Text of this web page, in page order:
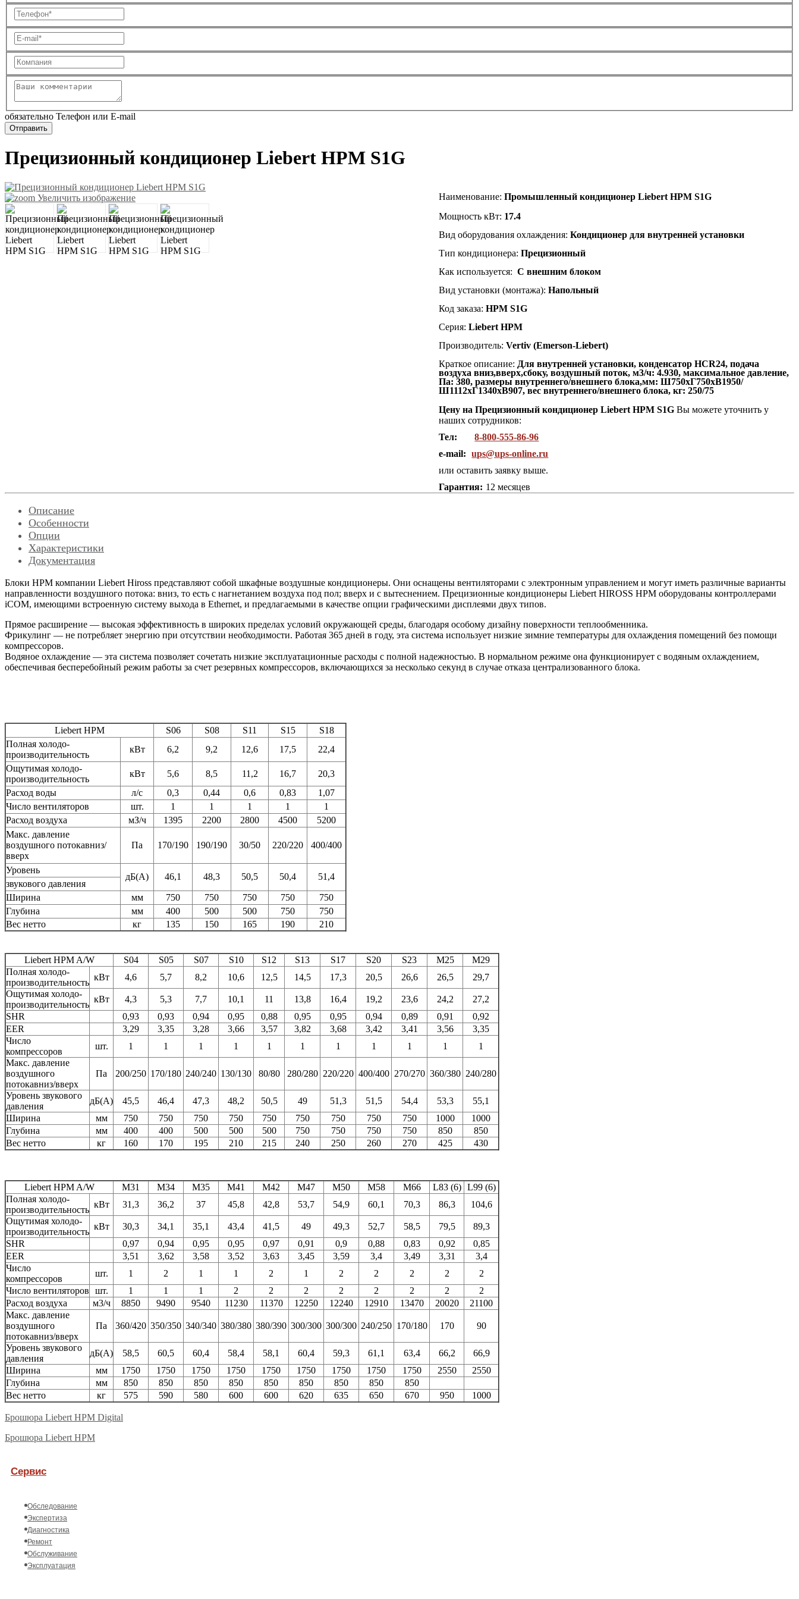
обязательно Телефон или E-mail
Прецизионный кондиционер Liebert HPM S1G
Увеличить изображение Наименование:Промышленный кондиционер Liebert HPM S1G
Мощность кВт: 17.4
Вид оборудования охлаждения:Кондиционер для внутренней установки
Тип кондиционера:Прецизионный
Как используется: С внешним блоком
Вид установки (монтажа): Напольный
Код заказа: HPM S1G
Серия: Liebert HPM
Производитель:Vertiv (Emerson-Liebert)
Краткое описание: Для внутренней установки, конденсатор HCR24, подача
воздуха вниз,вверх,сбоку, воздушный поток, м3/ч: 4.930, максимальное давление,
Па: 380, размеры внутреннего/внешнего блока,мм: Ш750хГ750хВ1950/
Ш1112хГ1340хВ907, вес внутреннего/внешнего блока, кг: 250/75
Цену на Прецизионный кондиционер Liebert HPM S1GВы можете уточнить у
наших сотрудников:
Тел:
8-800-555-86-96
e-mail:
ups@ups-online.ru
или оставить заявку выше.
Гарантия: 12 месяцев
Описание
Особенности
Опции
Характеристики
Документация
Блоки HPM компании Liebert Hiross представляют собой шкафные воздушные кондиционеры. Они оснащены вентиляторами с электронным управлением и могут иметь различные варианты
направленности воздушного потока: вниз, то есть с нагнетанием воздуха под пол; вверх и с вытеснением. Прецизионные кондиционеры Liebert HIROSS HPM оборудованы контроллерами
iCOM, имеющими встроенную систему выхода в Ethernet, и предлагаемыми в качестве опции графическими дисплеями двух типов.
Прямое расширение — высокая эффективность в широких пределах условий окружающей среды, благодаря особому дизайну поверхности теплообменника.
Фрикулинг — не потребляет энергию при отсутствии необходимости. Работая 365 дней в году, эта система использует низкие зимние температуры для охлаждения помещений без помощи
компрессоров.
Водяное охлаждение — эта система позволяет сочетать низкие эксплуатационные расходы с полной надежностью. В нормальном режиме она функционирует с водяным охлаждением,
обеспечивая бесперебойный режим работы за счет резервных компрессоров, включающихся за несколько секунд в случае отказа централизованного блока.
Liebert HPM S06 S08 S11 S15
S18
Полная холодо-
производительность
кВт 6,2 9,2 12,6 17,5
22,4
Ощутимая холодо-
производительность
кВт 5,6 8,5 11,2 16,7
20,3
Расход воды
л/с 0,3 0,44 0,6 0,83
1,07
Число вентиляторов
шт. 1 1 1 1
1
Расход воздуха
мЗ/ч 1395 2200 2800 4500
5200
Макс. давление
воздушного потокавниз/
вверх
Па 170/190 190/190 30/50 220/220 400/400
Уровень
дБ(А) 46,1 48,3 50,5 50,4 51,4
звукового давления
Ширина
мм 750 750 750 750
750
Глубина
мм 400 500 500 750
750
Вес нетто
кг 135 150 165 190 210
Liebert HPM A/W S04 S05 S07 S10 S12 S13 S17 S20 S23 М25
М29
Полная холодо-
производительность
кВт 4,6 5,7 8,2 10,6 12,5 14,5 17,3 20,5 26,6 26,5
29,7
Ощутимая холодо-
производительность
кВт 4,3 5,3 7,7 10,1 11 13,8 16,4 19,2 23,6 24,2
27,2
SHR
0,93 0,93 0,94 0,95 0,88 0,95 0,95 0,94 0,89 0,91
0,92
EER
3,29 3,35 3,28 3,66 3,57 3,82 3,68 3,42 3,41 3,56
3,35
Число
компрессоров
шт. 1 1 1 1 1 1 1 1 1 1
1
Макс. давление
воздушного
потокавниз/вверх
Па 200/250 170/180 240/240 130/130 80/80 280/280 220/220 400/400 270/270 360/380 240/280
Уровень звукового
давления
дБ(А) 45,5 46,4 47,3 48,2 50,5 49 51,3 51,5 54,4 53,3
55,1
Ширина
мм 750 750 750 750 750 750 750 750 750 1000
1000
Глубина
мм 400 400 500 500 500 750 750 750 750 850
850
Вес нетто
кг 160 170 195 210 215 240 250 260 270 425 430
Liebert HPM A/W М31 М34 М35 М41 М42 М47 М50 М58 М66 L83 (6) L99 (6)
Полная холодо-
производительность
кВт 31,3 36,2 37 45,8 42,8 53,7 54,9 60,1 70,3 86,3
104,6
Ощутимая холодо-
производительность
кВт 30,3 34,1 35,1 43,4 41,5 49 49,3 52,7 58,5 79,5
89,3
SHR
0,97 0,94 0,95 0,95 0,97 0,91 0,9 0,88 0,83 0,92
0,85
EER
3,51 3,62 3,58 3,52 3,63 3,45 3,59 3,4 3,49 3,31
3,4
Число
компрессоров
шт. 1 2 1 1 2 1 2 2 2 2
2
Число вентиляторов
шт. 1 1 1 2 2 2 2 2 2 2
2
Расход воздуха
м3/ч 8850 9490 9540 11230 11370 12250 12240 12910 13470 20020
21100
Макс. давление
воздушного
потокавниз/вверх
Па 360/420 350/350 340/340 380/380 380/390 300/300 300/300 240/250 170/180 170 90
Уровень звукового
давления
дБ(А) 58,5 60,5 60,4 58,4 58,1 60,4 59,3 61,1 63,4 66,2
66,9
Ширина
мм 1750 1750 1750 1750 1750 1750 1750 1750 1750 2550
2550
Глубина
мм 850 850 850 850 850 850 850 850
850
Вес нетто
кг 575 590 580 600 600 620 635 650 670 950 1000
Брошюра Liebert HPM Digital
Брошюра Liebert HPM
Сервис
Обследование
Экспертиза
Диагностика
Ремонт
Обслуживание
Эксплуатация